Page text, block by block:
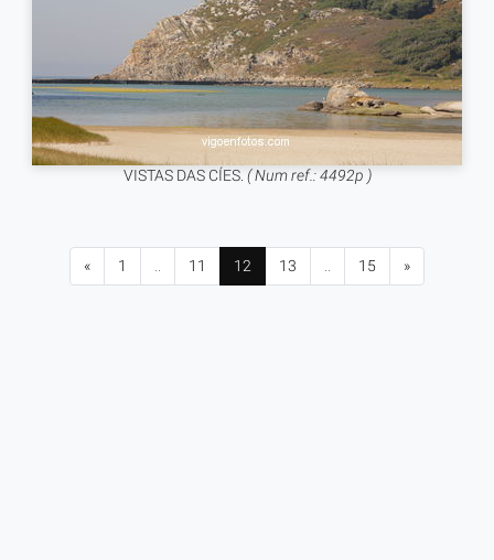
VISTAS DAS CÍES. ( Num ref.: 4492p )
« 1 11 12 13 15 »